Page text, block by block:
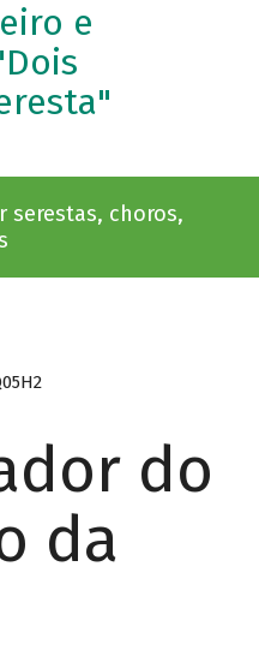
e
serestas, choros,
do
da